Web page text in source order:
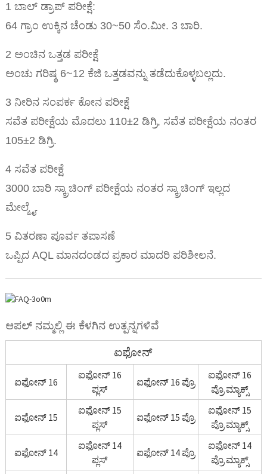
1 ಬಾಲ್ ಡ್ರಾಪ್ ಪರೀಕ್ಷೆ:
64 ಗ್ರಾಂ ಉಕ್ಕಿನ ಚೆಂಡು 30~50 ಸೆಂ.ಮೀ. 3 ಬಾರಿ.
2 ಅಂಚಿನ ಒತ್ತಡ ಪರೀಕ್ಷೆ
ಅಂಚು ಗರಿಷ್ಠ 6~12 ಕೆಜಿ ಒತ್ತಡವನ್ನು ತಡೆದುಕೊಳ್ಳಬಲ್ಲದು.
3 ನೀರಿನ ಸಂಪರ್ಕ ಕೋನ ಪರೀಕ್ಷೆ
ಸವೆತ ಪರೀಕ್ಷೆಯ ಮೊದಲು 110±2 ಡಿಗ್ರಿ, ಸವೆತ ಪರೀಕ್ಷೆಯ ನಂತರ
105±2 ಡಿಗ್ರಿ.
4 ಸವೆತ ಪರೀಕ್ಷೆ
3000 ಬಾರಿ ಸ್ಕ್ರಾಚಿಂಗ್ ಪರೀಕ್ಷೆಯ ನಂತರ ಸ್ಕ್ರಾಚಿಂಗ್ ಇಲ್ಲದ
ಮೇಲ್ಮೈ.
5 ವಿತರಣಾ ಪೂರ್ವ ತಪಾಸಣೆ
ಒಪ್ಪಿದ AQL ಮಾನದಂಡದ ಪ್ರಕಾರ ಮಾದರಿ ಪರಿಶೀಲನೆ.
ಆಪಲ್ ನಮ್ಮಲ್ಲಿ ಈ ಕೆಳಗಿನ ಉತ್ಪನ್ನಗಳಿವೆ
ಐಫೋನ್
ಐಫೋನ್ 16
ಐಫೋನ್ 16
ಪ್ಲಸ್
ಐಫೋನ್ 16 ಪ್ರೊ
ಐಫೋನ್ 16
ಪ್ರೊ ಮ್ಯಾಕ್ಸ್
ಐಫೋನ್ 15
ಐಫೋನ್ 15
ಪ್ಲಸ್
ಐಫೋನ್ 15 ಪ್ರೊ
ಐಫೋನ್ 15
ಪ್ರೊ ಮ್ಯಾಕ್ಸ್
ಐಫೋನ್ 14
ಐಫೋನ್ 14
ಪ್ಲಸ್
ಐಫೋನ್ 14 ಪ್ರೊ
ಐಫೋನ್ 14
ಪ್ರೊ ಮ್ಯಾಕ್ಸ್